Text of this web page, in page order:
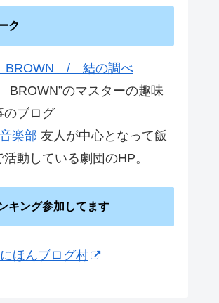
ク
/ 結の調べ
BROWN”のマスターの趣味
のブログ
楽部 友人が中心となって飯
動している劇団のHP。
キング参加してます
にほんブログ村